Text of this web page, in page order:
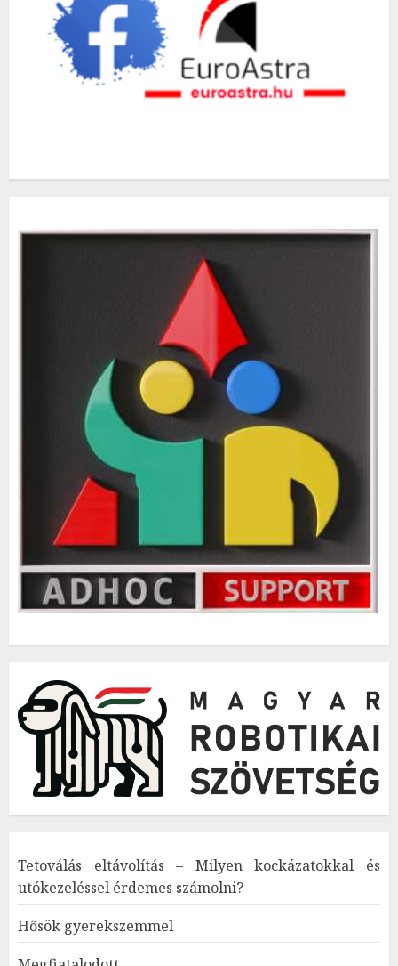
Tetoválás eltávolítás – Milyen kockázatokkal és
utókezeléssel érdemes számolni?
Hősök gyerekszemmel